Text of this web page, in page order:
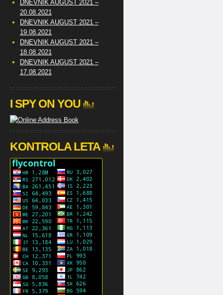
DNEVNIK AUGUST 2021 –
20.08.2021
DNEVNIK AUGUST 2021 –
19.08.2021
DNEVNIK AUGUST 2021 –
18.08.2021
DNEVNIK AUGUST 2021 –
17.08.2021
I SPY ON YOU
KONTROLA LETA